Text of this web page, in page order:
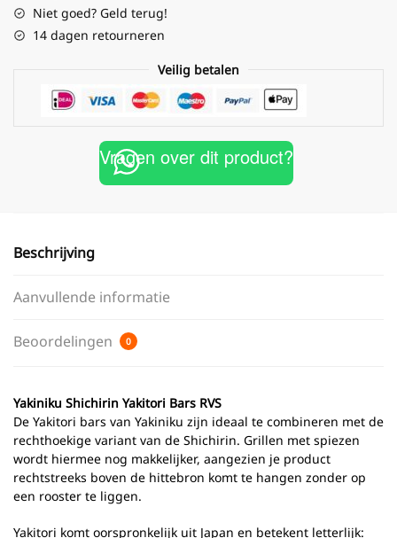
Niet goed? Geld terug!
14 dagen retourneren
Veilig betalen
Vragen over dit product?
Beschrijving
Aanvullende informatie
Beoordelingen 0
Yakiniku Shichirin Yakitori Bars RVS
De Yakitori bars van Yakiniku zijn ideaal te combineren met de
rechthoekige variant van de Shichirin. Grillen met spiezen
wordt hiermee nog makkelijker, aangezien je product
rechtstreeks boven de hittebron komt te hangen zonder op
een rooster te liggen.
Yakitori komt oorspronkelijk uit Japan en betekent letterlijk: